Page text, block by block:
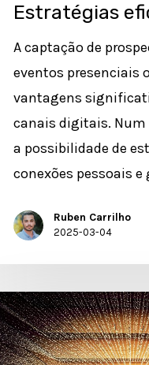
Estratégias
A captação de
eventos presenciais
vantagens
canais digitais. Num
a possibilidade de
conexões pessoais e
Ruben Carrilho
2025-03-04